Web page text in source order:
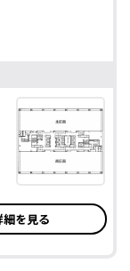
細を見る